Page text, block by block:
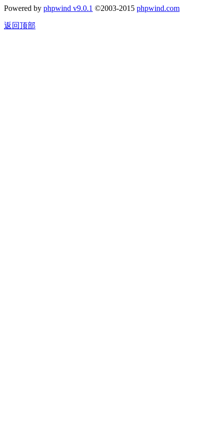
Powered by phpwind v9.0.1 ©2003-2015 phpwind.com
返回顶部